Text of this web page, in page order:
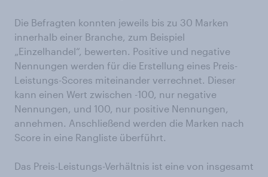
Die Befragten konnten jeweils bis zu 30 Marken
innerhalb einer Branche, zum Beispiel
„Einzelhandel“, bewerten. Positive und negative
Nennungen werden für die Erstellung eines Preis-
Leistungs-Scores miteinander verrechnet. Dieser
kann einen Wert zwischen -100, nur negative
Nennungen, und 100, nur positive Nennungen,
annehmen. Anschließend werden die Marken nach
Score in eine Rangliste überführt.
Das Preis-Leistungs-Verhältnis ist eine von insgesamt